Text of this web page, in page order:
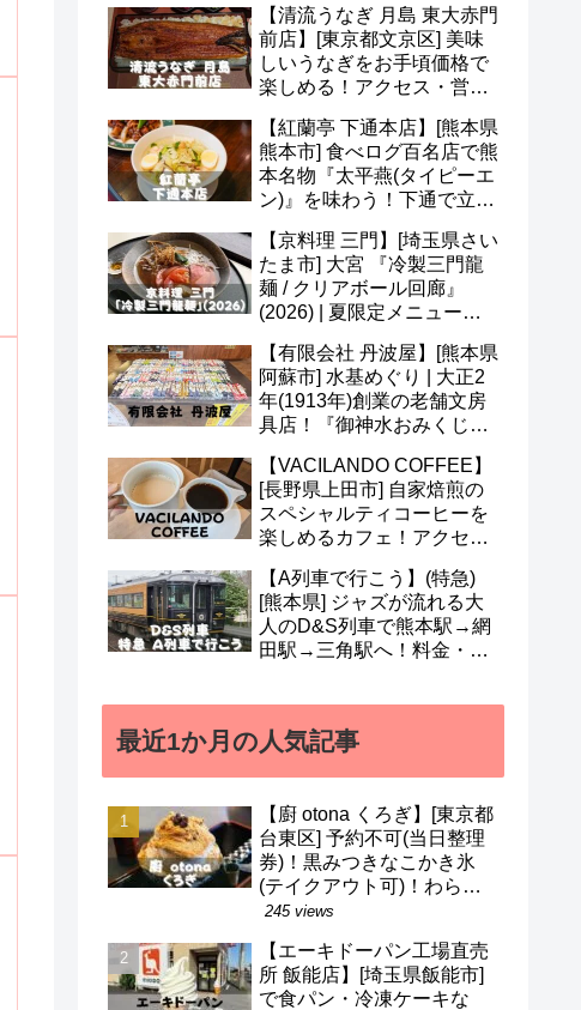
ニュー・予約など(*^^*)
【清流うなぎ 月島 東大赤門
前店】[東京都文京区] 美味
しいうなぎをお手頃価格で
楽しめる！アクセス・営業
予約など(^^)
【紅蘭亭 下通本店】[熊本県
熊本市] 食べログ百名店で熊
本名物『太平燕(タイピーエ
ン)』を味わう！下通で立ち
【京料理 三門】[埼玉県さい
たま市] 大宮 『冷製三門龍
麺 / クリアボール回廊』
(2026) | 夏限定メニュー＆
【有限会社 丹波屋】[熊本県
阿蘇市] 水基めぐり | 大正2
年(1913年)創業の老舗文房
具店！『御神水おみくじ』
など(^^)
【VACILANDO COFFEE】
[長野県上田市] 自家焙煎の
スペシャルティコーヒーを
楽しめるカフェ！アクセ
ニューなど(^v^)
【A列車で行こう】(特急)
[熊本県] ジャズが流れる大
人のD&S列車で熊本駅→網
田駅→三角駅へ！料金・予
最近1か月の人気記事
【廚 otona くろぎ】[東京都
台東区] 予約不可(当日整理
券)！黒みつきなこかき氷
(テイクアウト可)！わらび
餅などのメニューも(^^)/
245 views
【エーキドーパン工場直売
所 飯能店】[埼玉県飯能市]
で食パン・冷凍ケーキな